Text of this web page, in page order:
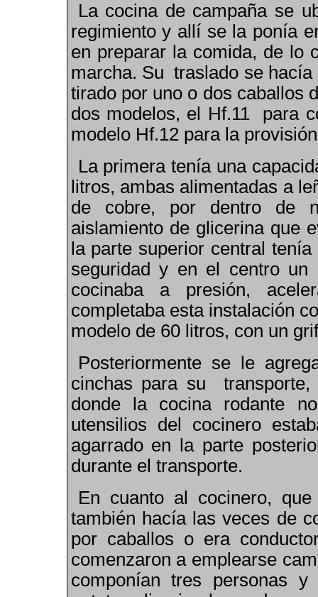
La cocina de campaña se
regimiento y allí se la ponía
en preparar la comida, de lo
marcha. Su traslado se
tirado por uno o dos caballos
dos modelos, el Hf.11 para
modelo Hf.12 para la
La primera tenía una
litros, ambas alimentadas a
de cobre, por dentro de
aislamiento de glicerina que
la parte superior central
seguridad y en el centro
cocinaba a presión,
completaba esta instalación
modelo de 60 litros, con un
Posteriormente se le
cinchas para su
donde la cocina rodante
utensilios del cocinero
agarrado en la parte
durante el transporte.
En cuanto al cocinero,
también hacía las veces de
por caballos o era
comenzaron a emplearse
componían tres personas